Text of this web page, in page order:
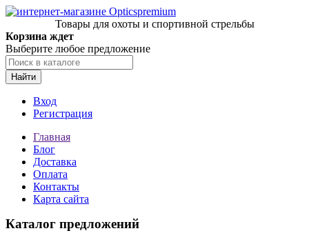
Товары для охоты и спортивной стрельбы
Корзина ждет
Выберите любое предложение
Найти
Вход
Регистрация
Главная
Блог
Доставка
Оплата
Контакты
Карта сайта
Каталог предложений